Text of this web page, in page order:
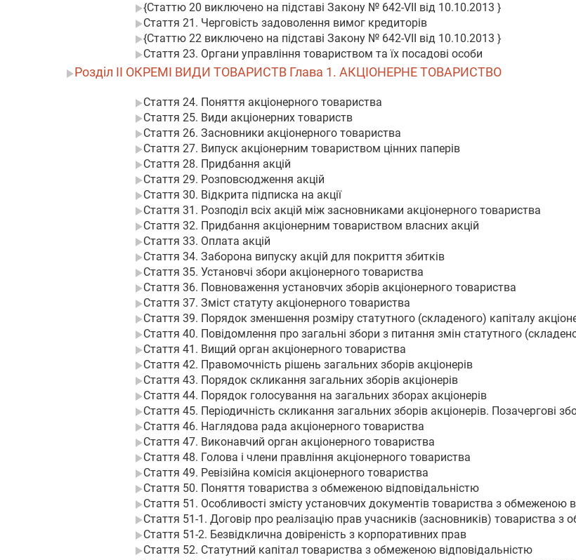
{Статтю 20 виключено на підставі Закону № 642-VII від 10.10.2013 }
Стаття 21. Черговість задоволення вимог кредиторів
{Статтю 22 виключено на підставі Закону № 642-VII від 10.10.2013 }
Стаття 23. Органи управління товариством та їх посадові особи
Розділ II ОКРЕМІ ВИДИ ТОВАРИСТВ Глава 1. АКЦІОНЕРНЕ ТОВАРИСТВО
Стаття 24. Поняття акціонерного товариства
Стаття 25. Види акціонерних товариств
Стаття 26. Засновники акціонерного товариства
Стаття 27. Випуск акціонерним товариством цінних паперів
Стаття 28. Придбання акцій
Стаття 29. Розповсюдження акцій
Стаття 30. Відкрита підписка на акції
Стаття 31. Розподіл всіх акцій між засновниками акціонерного товариства
Стаття 32. Придбання акціонерним товариством власних акцій
Стаття 33. Оплата акцій
Стаття 34. Заборона випуску акцій для покриття збитків
Стаття 35. Установчі збори акціонерного товариства
Стаття 36. Повноваження установчих зборів акціонерного товариства
Стаття 37. Зміст статуту акціонерного товариства
Стаття 39. Порядок зменшення розміру статутного (складеного) капіталу
Стаття 40. Повідомлення про загальні збори з питання змін статутного
Стаття 41. Вищий орган акціонерного товариства
Стаття 42. Правомочність рішень загальних зборів акціонерів
Стаття 43. Порядок скликання загальних зборів акціонерів
Стаття 44. Порядок голосування на загальних зборах акціонерів
Стаття 45. Періодичність скликання загальних зборів акціонерів. Позачергові
Стаття 46. Наглядова рада акціонерного товариства
Стаття 47. Виконавчий орган акціонерного товариства
Стаття 48. Голова і члени правління акціонерного товариства
Стаття 49. Ревізійна комісія акціонерного товариства
Стаття 50. Поняття товариства з обмеженою відповідальністю
Стаття 51. Особливості змісту установчих документів товариства з обмеженою
Стаття 51-1. Договір про реалізацію прав учасників (засновників) товариства з
Стаття 51-2. Безвідклична довіреність з корпоративних прав
Стаття 52. Статутний капітал товариства з обмеженою відповідальністю